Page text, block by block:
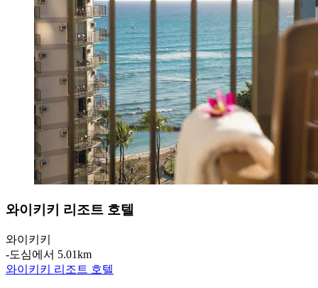
와이키키 리조트 호텔
와이키키
‐도심에서 5.01km
와이키키 리조트 호텔